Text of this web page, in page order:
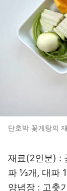
단호박 꽃게탕의
재료(2인분) :
파 ⅓개, 대파
양념장 : 고춧